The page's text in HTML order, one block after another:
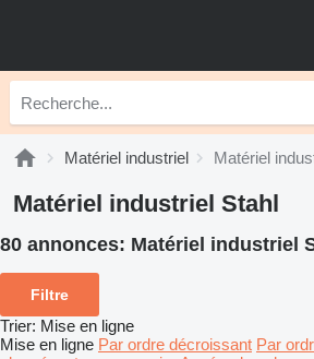
Matériel industriel Matériel
Matériel industriel Stahl
80 annonces: Matériel industriel
Filtre
Trier: Mise en ligne
Mise en ligne Par ordre décroissant Par